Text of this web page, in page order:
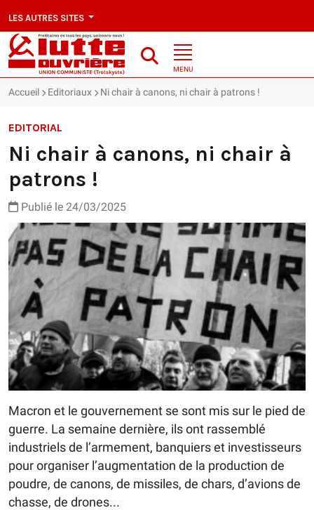
LES AUTRES SITES
MENU
Accueil Editoriaux Ni chair à canons, ni chair à patrons !
EDITORIAL
Ni chair à canons, ni chair à
patrons !
Publié le 24/03/2025
Macron et le gouvernement se sont mis sur le pied de
guerre. La semaine dernière, ils ont rassemblé
industriels de l’armement, banquiers et investisseurs
pour organiser l’augmentation de la production de
poudre, de canons, de missiles, de chars, d’avions de
chasse, de drones...